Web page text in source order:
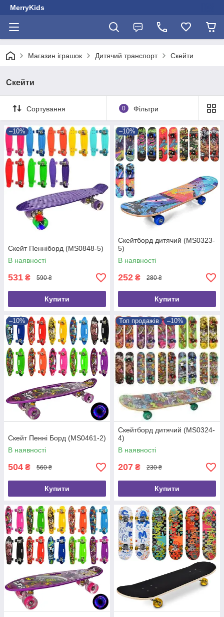
MerryKids
Магазин іграшок Дитячий транспорт Скейти
Скейти
Сортування 0 Фільтри
–10%
Скейт Пенніборд (MS0848-5)
В наявності
531 ₴ 590 ₴
Купити
–10%
Скейтборд дитячий (MS0323-
5)
В наявності
252 ₴ 280 ₴
Купити
–10%
Скейт Пенні Борд (MS0461-2)
В наявності
504 ₴ 560 ₴
Купити
Топ продажів –10%
Скейтборд дитячий (MS0324-
4)
В наявності
207 ₴ 230 ₴
Купити